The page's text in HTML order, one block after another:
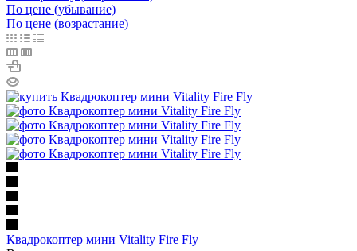
По цене (убывание)
По цене (возрастание)
Квадрокоптер мини Vitality Fire Fly